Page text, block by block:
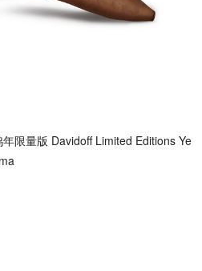
限量版 Davidoff Limited Editions Ye